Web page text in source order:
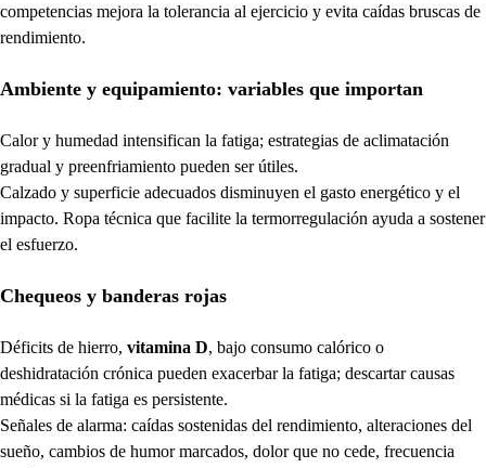
competencias mejora la tolerancia al ejercicio y evita caídas bruscas de
rendimiento.
Ambiente y equipamiento: variables que importan
Calor y humedad intensifican la fatiga; estrategias de aclimatación
gradual y preenfriamiento pueden ser útiles.
Calzado y superficie adecuados disminuyen el gasto energético y el
impacto. Ropa técnica que facilite la termorregulación ayuda a sostener
el esfuerzo.
Chequeos y banderas rojas
Déficits de hierro, vitamina D, bajo consumo calórico o
deshidratación crónica pueden exacerbar la fatiga; descartar causas
médicas si la fatiga es persistente.
Señales de alarma: caídas sostenidas del rendimiento, alteraciones del
sueño, cambios de humor marcados, dolor que no cede, frecuencia